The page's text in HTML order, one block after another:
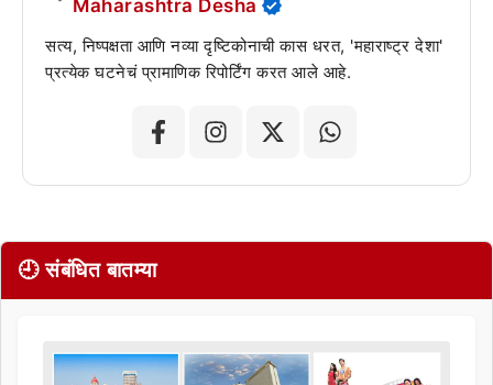
Maharashtra Desha
सत्य, निष्पक्षता आणि नव्या दृष्टिकोनाची कास धरत, 'महाराष्ट्र देशा'
प्रत्येक घटनेचं प्रामाणिक रिपोर्टिंग करत आले आहे.
🕘 संबंधित बातम्या